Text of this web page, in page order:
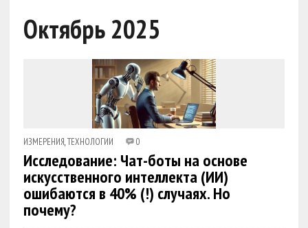
Октябрь 2025
ИЗМЕРЕНИЯ,ТЕХНОЛОГИИ 0
Исследование: Чат-боты на основе
искусственного интеллекта (ИИ)
ошибаются в 40% (!) случаях. Но
почему?